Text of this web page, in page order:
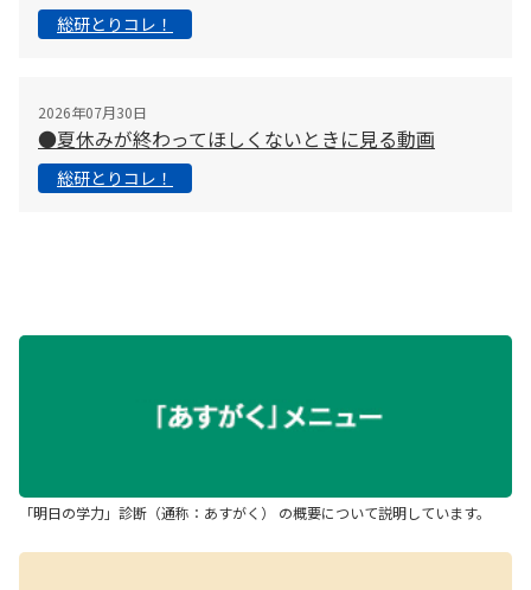
総研とりコレ！
2026年07月30日
●夏休みが終わってほしくないときに見る動画
総研とりコレ！
「明日の学力」診断（通称：あすがく） の概要について説明しています。